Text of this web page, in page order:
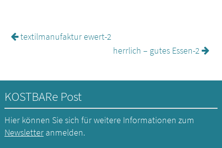
textilmanufaktur ewert-2
herrlich – gutes Essen-2
KOSTBARe Post
Hier können Sie sich für weitere Informationen zum
Newsletteranmelden.